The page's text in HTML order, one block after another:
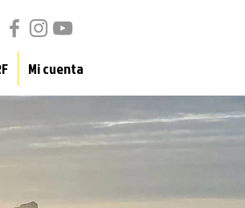
Mi cuenta